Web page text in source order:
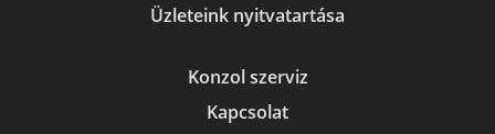
Üzleteink nyitvatartása
Konzol szerviz
Kapcsolat